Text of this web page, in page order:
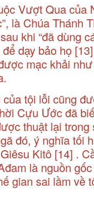
Vượt Qua của
là Chúa Thánh
khi “đã dùng
để dạy bảo họ [13]
mạc khải
tội lỗi cũng
Cựu Ước đã
thuật lại
đó, ý nghĩa tối
Kitô [14] .
là nguồn
gian sai lầm